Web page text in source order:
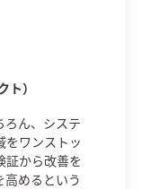
ト）
ろん、システ
をワンストッ
証から改善を
高めるという